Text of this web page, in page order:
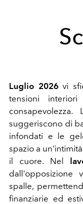
Luglio 2026vi
tensioni
suggeriscono di
infondati e le
spazio a
il cuore. Nel
spalle,
finanziarie ed